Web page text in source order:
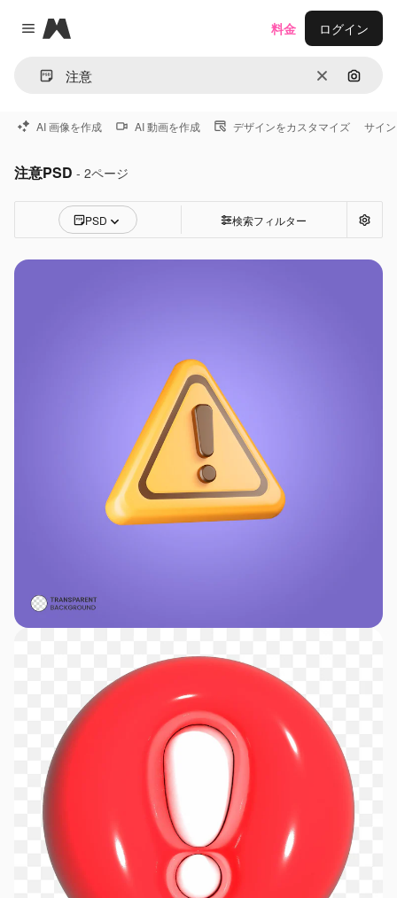
Close menu
Magnific
消去 画像で
料金 ログイン
AI 画像を作成 AI 動画を作成 デザインをカスタマイズ サイン
注意PSD - 2ページ
PSD 検索フィルター